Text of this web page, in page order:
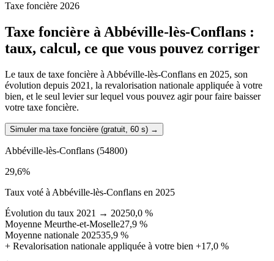
Taxe foncière 2026
Taxe foncière àAbbéville-lès-Conflans :
taux, calcul, ce que vous pouvez corriger
Le taux de taxe foncière à Abbéville-lès-Conflans en 2025, son
évolution depuis 2021, la revalorisation nationale appliquée à votre
bien, et le seul levier sur lequel vous pouvez agir pour faire baisser
votre taxe foncière.
Simuler ma taxe foncière (gratuit, 60 s) →
Abbéville-lès-Conflans (54800)
29,6%
Taux voté à Abbéville-lès-Conflans en 2025
Évolution du taux 2021 → 20250,0 %
Moyenne Meurthe-et-Moselle27,9 %
Moyenne nationale 202535,9 %
+ Revalorisation nationale appliquée à votre bien +17,0 %